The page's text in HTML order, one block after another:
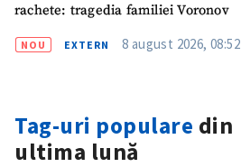
rachete: tragedia familiei Voronov
NOU EXTERN 8 august 2026, 08:52
Tag-uri populare din
ultima lună